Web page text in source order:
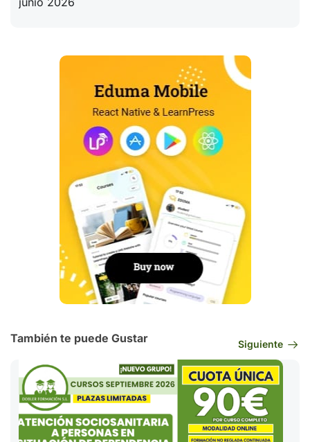
También te puede Gustar Siguiente